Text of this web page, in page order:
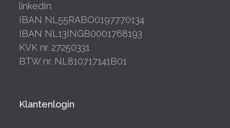
linkedIn
IBAN NL55RABO0197770134
IBAN NL13INGB0001768193
KVK nr. 27250331
BTW nr. NL810717141B01
Klantenlogin